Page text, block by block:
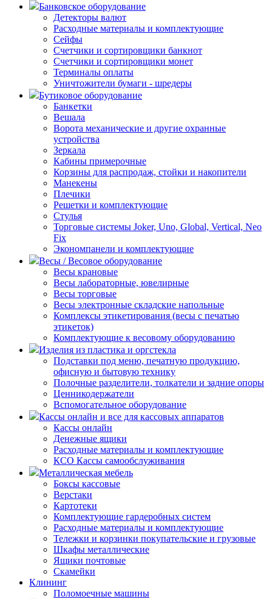
Банковское оборудование
Детекторы валют
Расходные материалы и комплектующие
Сейфы
Счетчики и сортировщики банкнот
Счетчики и сортировщики монет
Терминалы оплаты
Уничтожители бумаги - шредеры
Бутиковое оборудование
Банкетки
Вешала
Ворота механические и другие охранные
устройства
Зеркала
Кабины примерочные
Корзины для распродаж, стойки и накопители
Манекены
Плечики
Решетки и комплектующие
Стулья
Торговые системы Joker, Uno, Global, Vertical, Neo
Fix
Экономпанели и комплектующие
Весы / Весовое оборудование
Весы крановые
Весы лабораторные, ювелирные
Весы торговые
Весы электронные складские напольные
Комплексы этикетирования (весы с печатью
этикеток)
Комплектующие к весовому оборудованию
Изделия из пластика и оргстекла
Подставки под меню, печатную продукцию,
офисную и бытовую технику
Полочные разделители, толкатели и задние опоры
Ценникодержатели
Вспомогательное оборудование
Кассы онлайн и все для кассовых аппаратов
Кассы онлайн
Денежные ящики
Расходные материалы и комплектующие
КСО Кассы самообслуживания
Металлическая мебель
Боксы кассовые
Верстаки
Картотеки
Комплектующие гардеробных систем
Расходные материалы и комплектующие
Тележки и корзинки покупательские и грузовые
Шкафы металлические
Ящики почтовые
Скамейки
Клининг
Поломоечные машины